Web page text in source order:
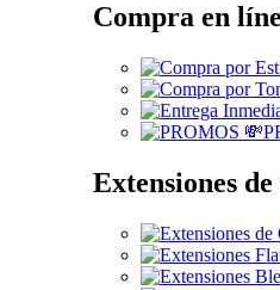
Compra en
Extensiones